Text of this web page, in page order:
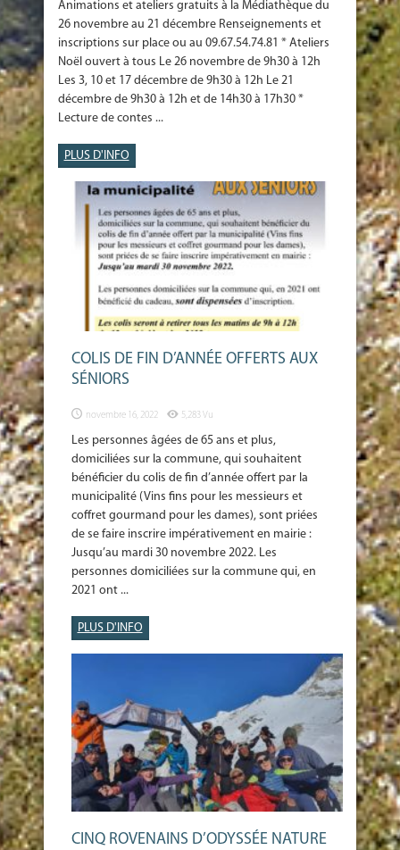
Animations et ateliers gratuits à la Médiathèque du
26 novembre au 21 décembre Renseignements et
inscriptions sur place ou au 09.67.54.74.81 * Ateliers
Noël ouvert à tous Le 26 novembre de 9h30 à 12h
Les 3, 10 et 17 décembre de 9h30 à 12h Le 21
décembre de 9h30 à 12h et de 14h30 à 17h30 *
Lecture de contes ...
PLUS D'INFO
COLIS DE FIN D’ANNÉE OFFERTS AUX
SÉNIORS
novembre 16, 2022 5,283 Vu
Les personnes âgées de 65 ans et plus,
domiciliées sur la commune, qui souhaitent
bénéficier du colis de fin d’année offert par la
municipalité (Vins fins pour les messieurs et
coffret gourmand pour les dames), sont priées
de se faire inscrire impérativement en mairie :
Jusqu’au mardi 30 novembre 2022. Les
personnes domiciliées sur la commune qui, en
2021 ont ...
PLUS D'INFO
CINQ ROVENAINS D’ODYSSÉE NATURE